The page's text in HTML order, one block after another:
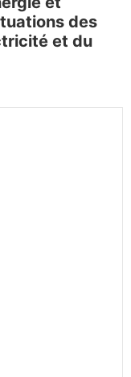
des
et du